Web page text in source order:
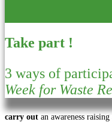
Take part !
3 ways of
Week for Waste
carry out an awareness raising